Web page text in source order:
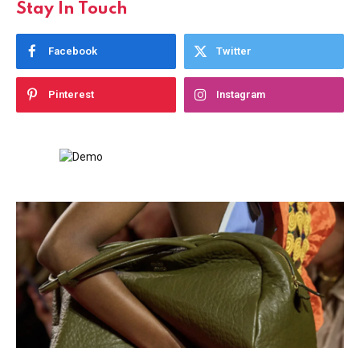
Stay In Touch
Facebook Twitter
Pinterest Instagram